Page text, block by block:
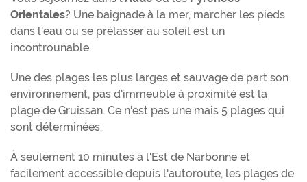
Orientales? Une baignade à la mer, marcher les pieds
dans l'eau ou se prélasser au soleil est un
incontrounable.
Une des plages les plus larges et sauvage de part son
environnement, pas d'immeuble à proximité est la
plage de Gruissan. Ce n'est pas une mais 5 plages qui
sont déterminées.
À seulement 10 minutes à l'Est de Narbonne et
facilement accessible depuis l'autoroute, les plages de